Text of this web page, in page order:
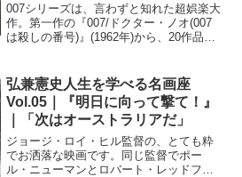
007シリーズは、言わずと知れた超娯楽大
作。第一作の『007/ドクター・ノオ(007
は殺しの番号)』(1962年)から、20作品以
暗い」というイメージがありました。...
弘兼憲史人生を学べる名画座
Vol.05｜『明日に向って撃て！』
｜「次はオーストラリアだ」
ジョージ・ロイ・ヒル監督の、とても粋
でお洒落な映画です。同じ監督でポー
ル・ニューマンとロバート・レッドフォ